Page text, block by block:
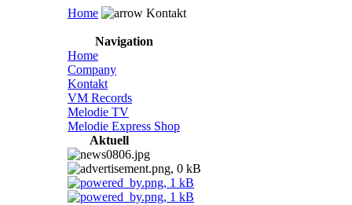
Home Kontakt
Navigation
Home
Company
Kontakt
VM Records
Melodie TV
Melodie Express Shop
Aktuell